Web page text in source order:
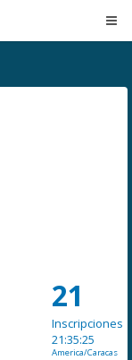
21
Inscripciones
21:35:25
America/Caracas